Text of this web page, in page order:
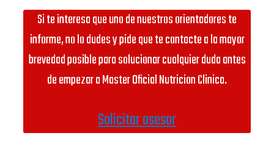
Si te interesa que uno de nuestros orientadores te
informe, no lo dudes y pide que te contacte a la mayor
brevedad posible para solucionar cualquier duda antes
de empezar a Master Oficial Nutricion Clinica.
Solicitar asesor